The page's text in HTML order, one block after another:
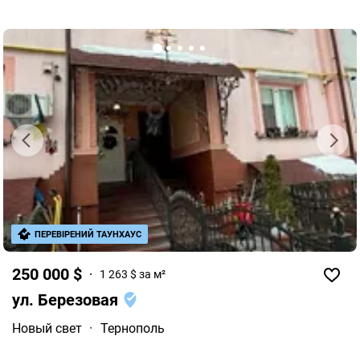
250 000 $ 1 263 $ за м²
ул. Березовая
Новый свет · Тернополь
ПЕРЕВІРЕНИЙ ТАУНХАУС